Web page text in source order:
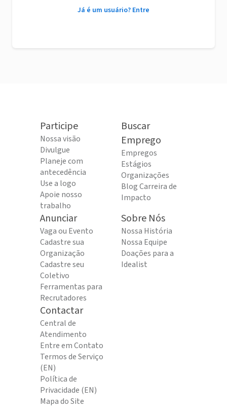
Já é um usuário? Entre
Participe
Nossa visão
Divulgue
Planeje com
antecedência
Use a logo
Apoie nosso
trabalho
Buscar
Emprego
Empregos
Estágios
Organizações
Blog Carreira de
Impacto
Anunciar
Vaga ou Evento
Cadastre sua
Organização
Cadastre seu
Coletivo
Ferramentas para
Recrutadores
Sobre Nós
Nossa História
Nossa Equipe
Doações para a
Idealist
Contactar
Central de
Atendimento
Entre em Contato
Termos de Serviço
(EN)
Política de
Privacidade (EN)
Mapa do Site